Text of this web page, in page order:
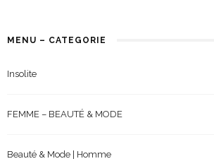
MENU – CATEGORIE
Insolite
FEMME – BEAUTÉ & MODE
Beauté & Mode | Homme